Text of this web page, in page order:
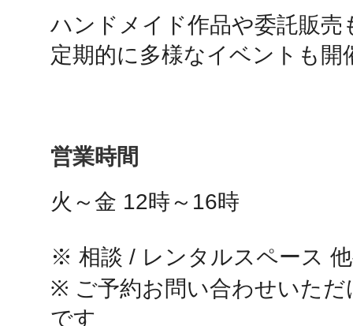
ハンドメイド作品や委託販
定期的に多様なイベントも開
営業時間
火～金 12時～16時
※ 相談 / レンタルスペース
※ ご予約お問い合わせいた
です
日置
シモキ